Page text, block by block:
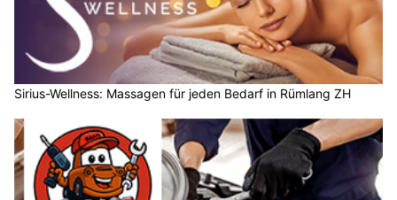
Sirius-Wellness: Massagen für jeden Bedarf in Rümlang ZH